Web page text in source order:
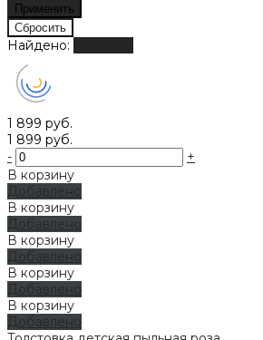
Найдено:
1 899 руб.
1 899 руб.
-
+
В корзину
Добавлено
В корзину
Добавлено
В корзину
Добавлено
В корзину
Добавлено
В корзину
Добавлено